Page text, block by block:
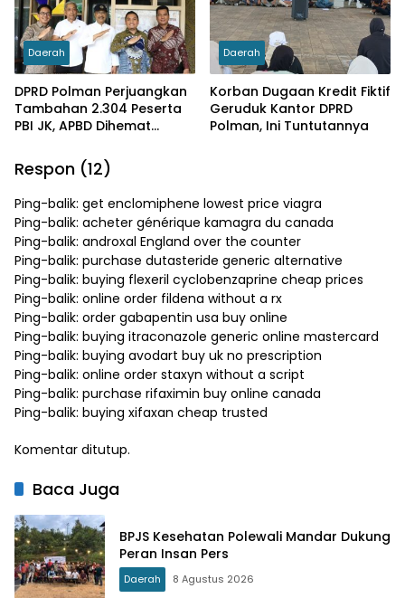
Daerah
DPRD Polman Perjuangkan
Tambahan 2.304 Peserta
PBI JK, APBD Dihemat
Daerah
Korban Dugaan Kredit Fiktif
Geruduk Kantor DPRD
Polman, Ini Tuntutannya
Respon (12)
Ping-balik: get enclomiphene lowest price viagra
Ping-balik: acheter générique kamagra du canada
Ping-balik: androxal England over the counter
Ping-balik: purchase dutasteride generic alternative
Ping-balik: buying flexeril cyclobenzaprine cheap prices
Ping-balik: online order fildena without a rx
Ping-balik: order gabapentin usa buy online
Ping-balik: buying itraconazole generic online mastercard
Ping-balik: buying avodart buy uk no prescription
Ping-balik: online order staxyn without a script
Ping-balik: purchase rifaximin buy online canada
Ping-balik: buying xifaxan cheap trusted
Komentar ditutup.
Baca Juga
BPJS Kesehatan Polewali Mandar Dukung
Peran Insan Pers
Daerah 8 Agustus 2026